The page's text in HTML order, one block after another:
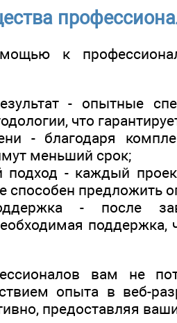
к
- опытные
что
- благодаря
меньший срок;
подход - каждый
способен предложить
- после
поддержка,
вам не
опыта в веб-
предоставляя